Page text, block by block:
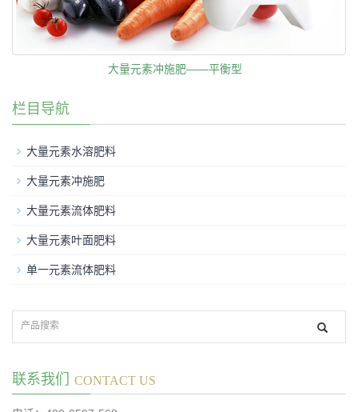
大量元素冲施肥——平衡型
栏目导航
大量元素水溶肥料
大量元素冲施肥
大量元素流体肥料
大量元素叶面肥料
单一元素流体肥料
联系我们 CONTACT US